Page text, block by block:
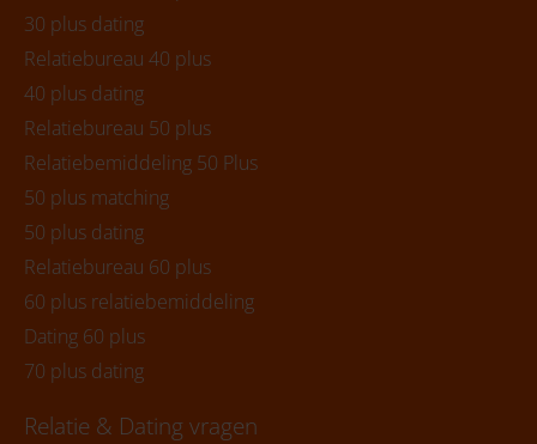
30 plus dating
Relatiebureau 40 plus
40 plus dating
Relatiebureau 50 plus
Relatiebemiddeling 50 Plus
50 plus matching
50 plus dating
Relatiebureau 60 plus
60 plus relatiebemiddeling
Dating 60 plus
70 plus dating
Relatie & Dating vragen